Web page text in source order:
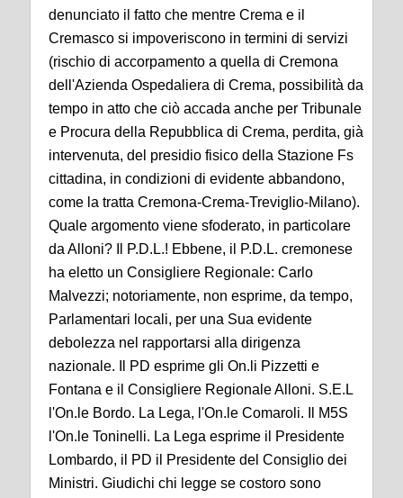
denunciato il fatto che mentre Crema e il
Cremasco si impoveriscono in termini di servizi
(rischio di accorpamento a quella di Cremona
dell'Azienda Ospedaliera di Crema, possibilità da
tempo in atto che ciò accada anche per Tribunale
e Procura della Repubblica di Crema, perdita, già
intervenuta, del presidio fisico della Stazione Fs
cittadina, in condizioni di evidente abbandono,
come la tratta Cremona-Crema-Treviglio-Milano).
Quale argomento viene sfoderato, in particolare
da Alloni? Il P.D.L.! Ebbene, il P.D.L. cremonese
ha eletto un Consigliere Regionale: Carlo
Malvezzi; notoriamente, non esprime, da tempo,
Parlamentari locali, per una Sua evidente
debolezza nel rapportarsi alla dirigenza
nazionale. Il PD esprime gli On.li Pizzetti e
Fontana e il Consigliere Regionale Alloni. S.E.L
l'On.le Bordo. La Lega, l'On.le Comaroli. Il M5S
l'On.le Toninelli. La Lega esprime il Presidente
Lombardo, il PD il Presidente del Consiglio dei
Ministri. Giudichi chi legge se costoro sono